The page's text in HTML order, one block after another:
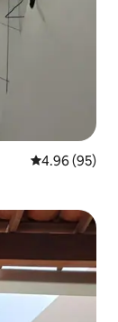
औसत रेटिंग 5 में
4.96 (95)